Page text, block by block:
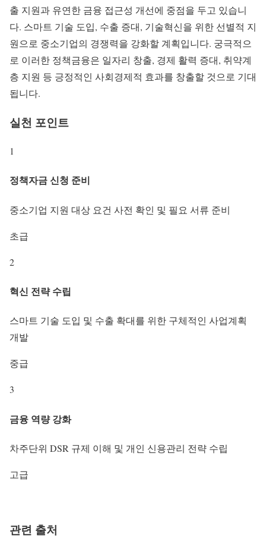
출 지원과 유연한 금융 접근성 개선에 중점을 두고 있습니
다. 스마트 기술 도입, 수출 증대, 기술혁신을 위한 선별적 지
원으로 중소기업의 경쟁력을 강화할 계획입니다. 궁극적으
로 이러한 정책금융은 일자리 창출, 경제 활력 증대, 취약계
층 지원 등 긍정적인 사회경제적 효과를 창출할 것으로 기대
됩니다.
실천 포인트
1
정책자금 신청 준비
중소기업 지원 대상 요건 사전 확인 및 필요 서류 준비
초급
2
혁신 전략 수립
스마트 기술 도입 및 수출 확대를 위한 구체적인 사업계획
개발
중급
3
금융 역량 강화
차주단위 DSR 규제 이해 및 개인 신용관리 전략 수립
고급
관련 출처